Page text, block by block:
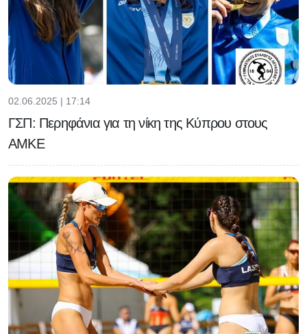
02.06.2025 | 17:14
ΓΣΠ: Περηφάνια για τη νίκη της Κύπρου στους
ΑΜΚΕ